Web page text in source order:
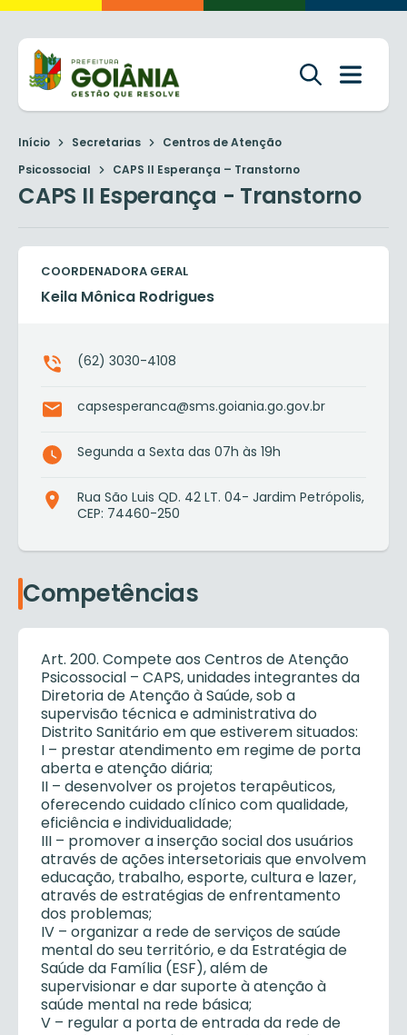
Início Secretarias
Centros de Atenção
Psicossocial
CAPS II Esperança – Transtorno
CAPS II Esperança - Transtorno
COORDENADORA GERAL
Keila Mônica Rodrigues
(62) 3030-4108
capsesperanca@sms.goiania.go.gov.br
Segunda a Sexta das 07h às 19h
Rua São Luis QD. 42 LT. 04- Jardim Petrópolis,
CEP: 74460-250
Competências
Art. 200. Compete aos Centros de Atenção
Psicossocial – CAPS, unidades integrantes da
Diretoria de Atenção à Saúde, sob a
supervisão técnica e administrativa do
Distrito Sanitário em que estiverem situados:
I – prestar atendimento em regime de porta
aberta e atenção diária;
II – desenvolver os projetos terapêuticos,
oferecendo cuidado clínico com qualidade,
eficiência e individualidade;
III – promover a inserção social dos usuários
através de ações intersetoriais que envolvem
educação, trabalho, esporte, cultura e lazer,
através de estratégias de enfrentamento
dos problemas;
IV – organizar a rede de serviços de saúde
mental do seu território, e da Estratégia de
Saúde da Família (ESF), além de
supervisionar e dar suporte à atenção à
saúde mental na rede básica;
V – regular a porta de entrada da rede de